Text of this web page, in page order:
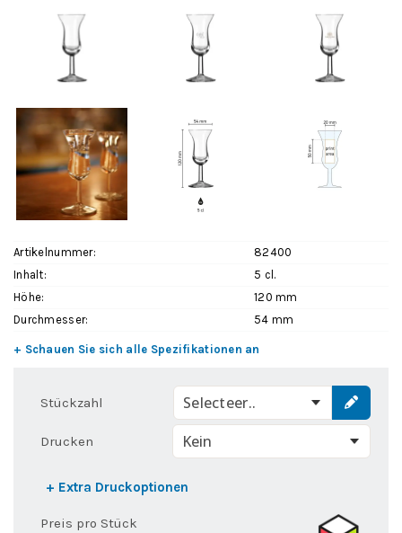
Artikelnummer:
82400
Inhalt:
5 cl.
Höhe:
120 mm
Durchmesser:
54 mm
+ Schauen Sie sich alle Spezifikationen an
Stückzahl Selecteer..
Drucken
+ Extra Druckoptionen
Preis pro Stück